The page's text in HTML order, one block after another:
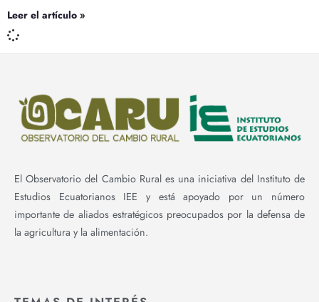
Leer el artículo »
El Observatorio del Cambio Rural es una iniciativa del Instituto de
Estudios Ecuatorianos IEE y está apoyado por un número
importante de aliados estratégicos preocupados por la defensa de
la agricultura y la alimentación.